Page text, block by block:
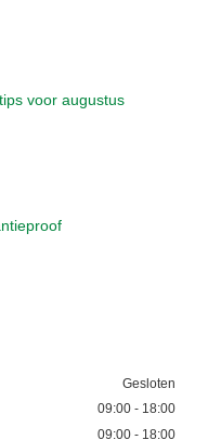
voor augustus
Gesloten
09:00 - 18:00
09:00 - 18:00